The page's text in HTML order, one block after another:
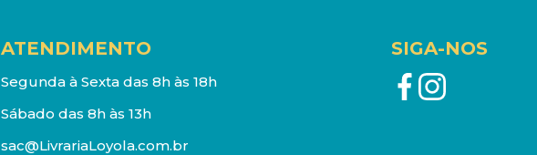
ATENDIMENTO
Segunda à Sexta das 8h às 18h
Sábado das 8h às 13h
sac@LivrariaLoyola.com.br
SIGA-NOS